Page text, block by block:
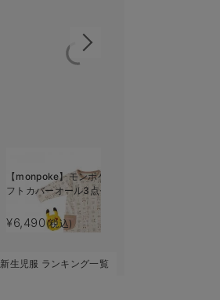
【monpoke】モンポケベビーギ
フトカバーオール3点セット
¥6,490(税込)
新生児服 ランキング一覧